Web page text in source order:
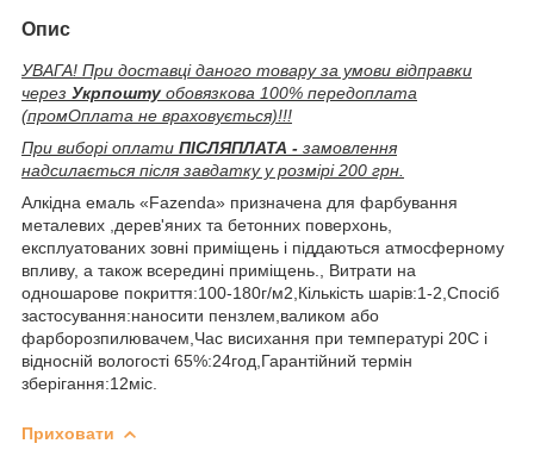
Опис
УВАГА! При доставці даного товару за умови відправки
через Укрпошту обовязкова 100% передоплата
(промОплата не враховується)!!!
При виборі оплати ПІСЛЯПЛАТА - замовлення
надсилається після завдатку у розмірі 200 грн.
Алкідна емаль «Fazenda» призначена для фарбування
металевих ,дерев'яних та бетонних поверхонь,
експлуатованих зовні приміщень і піддаються атмосферному
впливу, а також всередині приміщень., Витрати на
одношарове покриття:100-180г/м2,Кількість шарів:1-2,Спосіб
застосування:наносити пензлем,валиком або
фарборозпилювачем,Час висихання при температурі 20С і
відносній вологості 65%:24год,Гарантійний термін
зберігання:12міс.
Приховати